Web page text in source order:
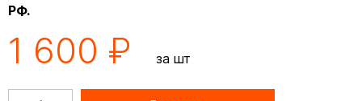
РФ.
1 600 ₽ за шт